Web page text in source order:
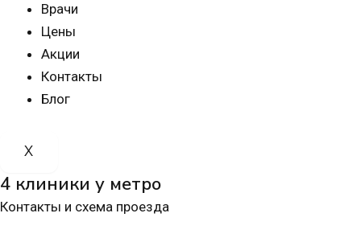
Врачи
Цены
Акции
Контакты
Блог
X
4 клиники у метро
Контакты и схема проезда